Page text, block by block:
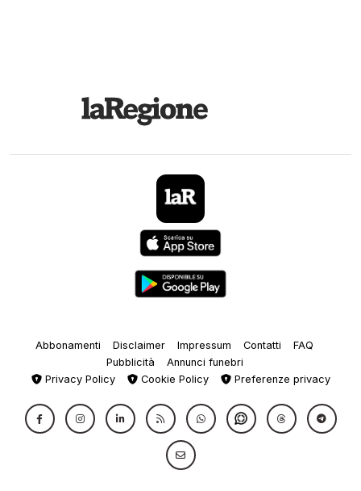
Abbonamenti Disclaimer Impressum Contatti
FAQ
Pubblicità
Annunci funebri
Privacy Policy
Cookie Policy Preferenze privacy